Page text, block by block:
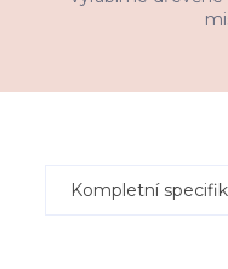
Kompletní